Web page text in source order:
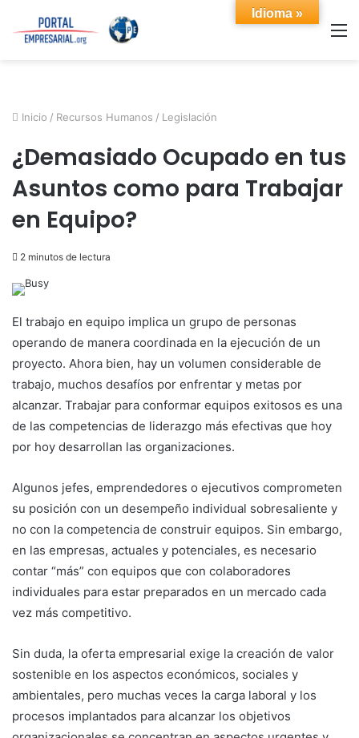
Inicio / Recursos Humanos / Legislación
¿Demasiado Ocupado en tus
Asuntos como para Trabajar
en Equipo?
2 minutos de lectura
El trabajo en equipo implica un grupo de personas
operando de manera coordinada en la ejecución de un
proyecto. Ahora bien, hay un volumen considerable de
trabajo, muchos desafíos por enfrentar y metas por
alcanzar. Trabajar para conformar equipos exitosos es una
de las competencias de liderazgo más efectivas que hoy
por hoy desarrollan las organizaciones.
Algunos jefes, emprendedores o ejecutivos comprometen
su posición con un desempeño individual sobresaliente y
no con la competencia de construir equipos. Sin embargo,
en las empresas, actuales y potenciales, es necesario
contar “más” con equipos que con colaboradores
individuales para estar preparados en un mercado cada
vez más competitivo.
Sin duda, la oferta empresarial exige la creación de valor
sostenible en los aspectos económicos, sociales y
ambientales, pero muchas veces la carga laboral y los
procesos implantados para alcanzar los objetivos
Idioma »